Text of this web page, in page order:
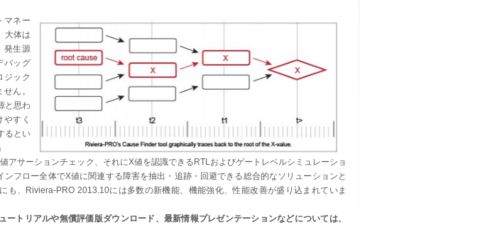
マネー
大体は
発生源
バッグ
ジック
ん。
と思わ
すく
るとい
アサーションチェック、それにX値を認識できるRTLおよびゲートレベルシミュレーショ
フロー全体でX値に関連する障害を抽出・追跡・回避できる総合的なソリューションと
も、Riviera-PRO 2013.10には多数の新機能、機能強化、性能改善が盛り込まれていま
トリアルや無償評価版ダウンロード、最新情報プレゼンテーションなどについては、